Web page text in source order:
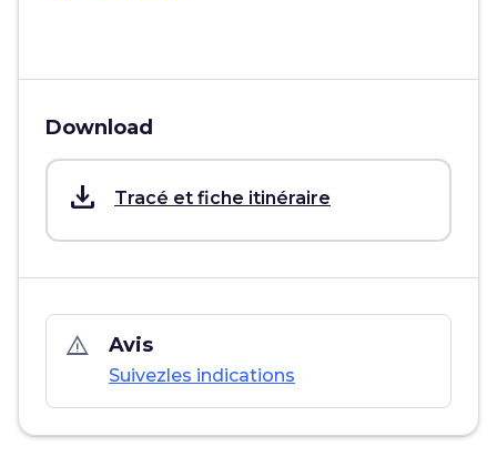
Download
save_alt Tracé et fiche itinéraire
warning_amber Avis
Suivezles indications